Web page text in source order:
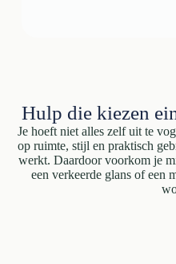
Hulp die kiezen
Je hoeft niet alles zelf uit te
op ruimte, stijl en praktisch
werkt. Daardoor voorkom je
een verkeerde glans of een